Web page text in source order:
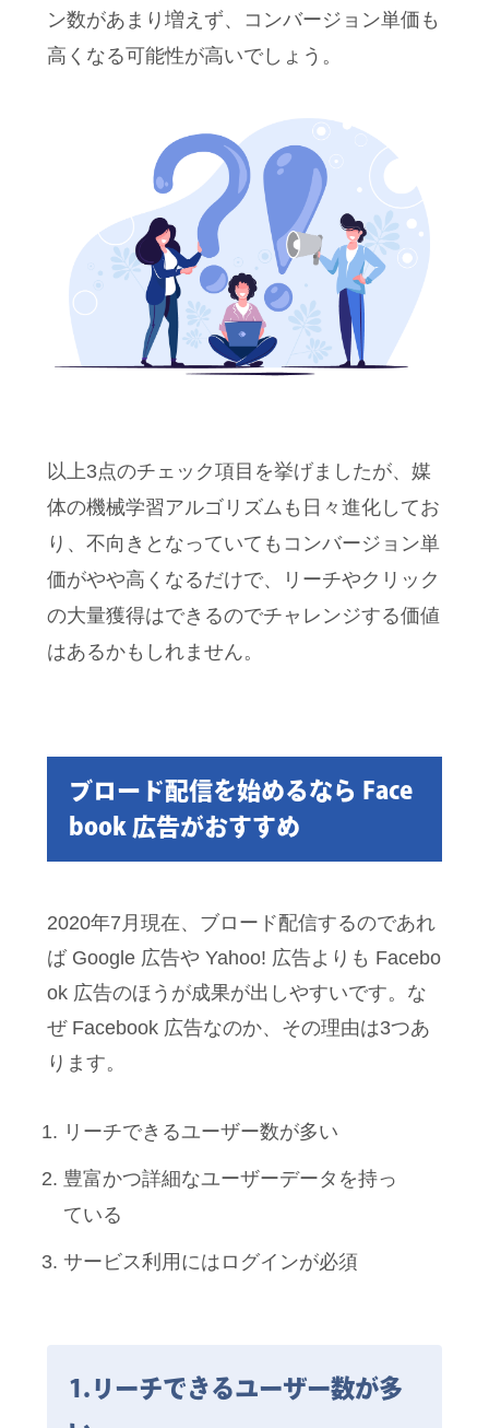
ン数があまり増えず、コンバージョン単価も
高くなる可能性が高いでしょう。
以上3点のチェック項目を挙げましたが、媒
体の機械学習アルゴリズムも日々進化してお
り、不向きとなっていてもコンバージョン単
価がやや高くなるだけで、リーチやクリック
の大量獲得はできるのでチャレンジする価値
はあるかもしれません。
ブロード配信を始めるなら Face
book 広告がおすすめ
2020年7月現在、ブロード配信するのであれ
ば Google 広告や Yahoo! 広告よりも Facebo
ok 広告のほうが成果が出しやすいです。な
ぜ Facebook 広告なのか、その理由は3つあ
ります。
リーチできるユーザー数が多い
豊富かつ詳細なユーザーデータを持っ
ている
サービス利用にはログインが必須
1.リーチできるユーザー数が多